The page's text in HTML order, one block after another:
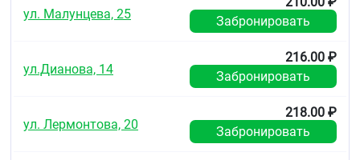
ул. Малунцева, 25
Забронировать
ул.Дианова, 14
216.00 ₽
Забронировать
ул. Лермонтова, 20
218.00 ₽
Забронировать